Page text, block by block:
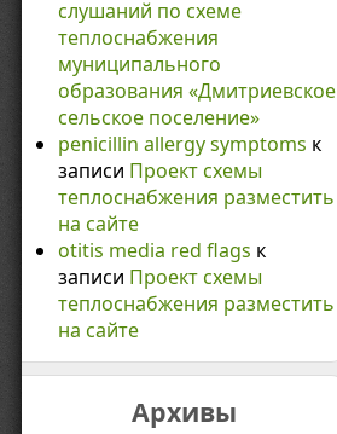
слушаний по схеме
теплоснабжения
муниципального
образования «Дмитриевское
сельское поселение»
penicillin allergy symptoms к
записи Проект схемы
теплоснабжения разместить
на сайте
otitis media red flags к
записи Проект схемы
теплоснабжения разместить
на сайте
Архивы